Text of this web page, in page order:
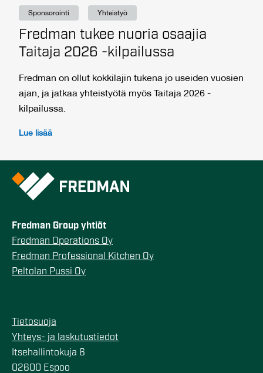
Sponsorointi Yhteistyö
Fredman tukee nuoria osaajia
Taitaja 2026 -kilpailussa
Fredman on ollut kokkilajin tukena jo useiden vuosien
ajan, ja jatkaa yhteistyötä myös Taitaja 2026 -
kilpailussa.
Lue lisää
Fredman Group yhtiöt
Fredman Operations Oy
Fredman Professional Kitchen Oy
Peltolan Pussi Oy
Tietosuoja
Yhteys- ja laskutustiedot
Itsehallintokuja 6
02600 Espoo